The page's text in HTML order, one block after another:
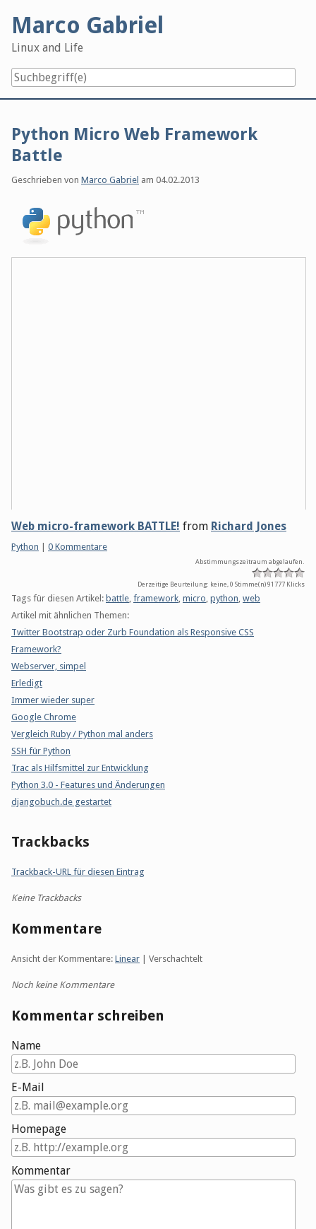
content
Marco Gabriel
Linux and Life
Python Micro Web Framework
Battle
Geschrieben von Marco Gabriel am 04.02.2013
Web micro-framework BATTLE! from Richard Jones
Kategorien:
Python 0 Kommentare
Abstimmungszeitraum abgelaufen.
Derzeitige Beurteilung: keine, 0 Stimme(n)91777 Klicks
Tags für diesen Artikel: battle, framework, micro, python, web
Artikel mit ähnlichen Themen:
Twitter Bootstrap oder Zurb Foundation als Responsive CSS
Framework?
Webserver, simpel
Erledigt
Immer wieder super
Google Chrome
Vergleich Ruby / Python mal anders
SSH für Python
Trac als Hilfsmittel zur Entwicklung
Python 3.0 - Features und Änderungen
djangobuch.de gestartet
Trackbacks
Trackback-URL für diesen Eintrag
Keine Trackbacks
Kommentare
Ansicht der Kommentare: Linear | Verschachtelt
Noch keine Kommentare
Kommentar schreiben
Name
E-Mail
Homepage
Kommentar